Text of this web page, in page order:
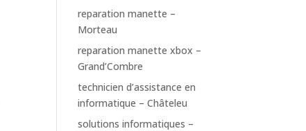
reparation manette –
Morteau
reparation manette xbox –
Grand’Combre
technicien d’assistance en
informatique – Châteleu
solutions informatiques –